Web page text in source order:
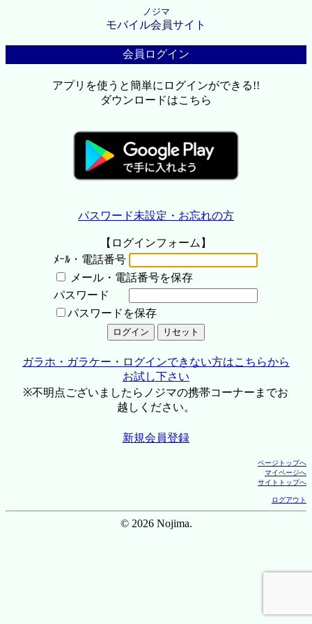
ノジマ
モバイル会員サイト
会員ログイン
アプリを使うと簡単にログインができる!!
ダウンロードはこちら
パスワード未設定・お忘れの方
【ログインフォーム】
ﾒｰﾙ・電話番号
メール・電話番号を保存
パスワード
パスワードを保存
ガラホ・ガラケー・ログインできない方はこちらから
お試し下さい
※不明点ございましたらノジマの携帯コーナーまでお
越しください。
新規会員登録
ページトップへ
マイページへ
サイトトップへ
ログアウト
© 2026 Nojima.